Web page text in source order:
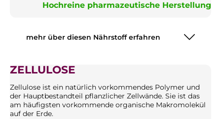
Hochreine pharmazeutische Herstellung
mehr über diesen Nährstoff erfahren
ZELLULOSE
Zellulose ist ein natürlich vorkommendes Polymer und
der Hauptbestandteil pflanzlicher Zellwände. Sie ist das
am häufigsten vorkommende organische Makromolekül
auf der Erde.